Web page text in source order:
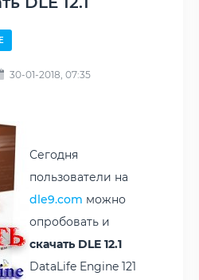
30-01-2018, 07:35
Сегодня
пользователи на
dle9.com можно
опробовать и
скачать DLE 12.1
DataLife Engine 121